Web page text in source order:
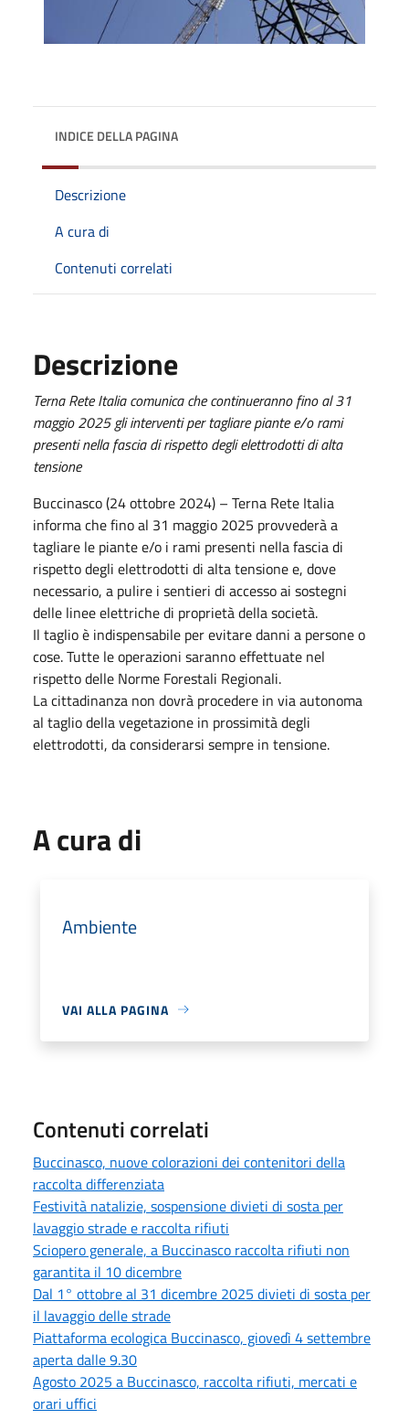
INDICE DELLA PAGINA
Descrizione
A cura di
Contenuti correlati
Descrizione
Terna Rete Italia comunica che continueranno fino al 31
maggio 2025 gli interventi per tagliare piante e/o rami
presenti nella fascia di rispetto degli elettrodotti di alta
tensione
Buccinasco (24 ottobre 2024) – Terna Rete Italia
informa che fino al 31 maggio 2025 provvederà a
tagliare le piante e/o i rami presenti nella fascia di
rispetto degli elettrodotti di alta tensione e, dove
necessario, a pulire i sentieri di accesso ai sostegni
delle linee elettriche di proprietà della società.
Il taglio è indispensabile per evitare danni a persone o
cose. Tutte le operazioni saranno effettuate nel
rispetto delle Norme Forestali Regionali.
La cittadinanza non dovrà procedere in via autonoma
al taglio della vegetazione in prossimità degli
elettrodotti, da considerarsi sempre in tensione.
A cura di
Ambiente
VAI ALLA PAGINA
Contenuti correlati
Buccinasco, nuove colorazioni dei contenitori della
raccolta differenziata
Festività natalizie, sospensione divieti di sosta per
lavaggio strade e raccolta rifiuti
Sciopero generale, a Buccinasco raccolta rifiuti non
garantita il 10 dicembre
Dal 1° ottobre al 31 dicembre 2025 divieti di sosta per
il lavaggio delle strade
Piattaforma ecologica Buccinasco, giovedì 4 settembre
aperta dalle 9.30
Agosto 2025 a Buccinasco, raccolta rifiuti, mercati e
orari uffici